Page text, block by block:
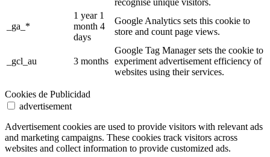
recognise unique visitors.
_ga_*
1 year 1
month 4
days
Google Analytics sets this cookie to
store and count page views.
_gcl_au 3 months
Google Tag Manager sets the cookie to
experiment advertisement efficiency of
websites using their services.
Cookies de Publicidad
advertisement
Advertisement cookies are used to provide visitors with relevant ads
and marketing campaigns. These cookies track visitors across
websites and collect information to provide customized ads.